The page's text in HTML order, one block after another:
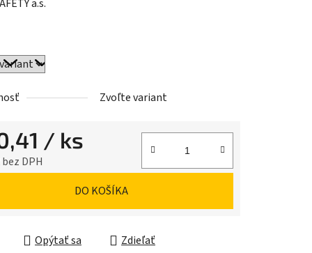
a.s.
Zvoľte variant
/ ks
DPH
DO KOŠÍKA
Opýtať sa Zdieľať